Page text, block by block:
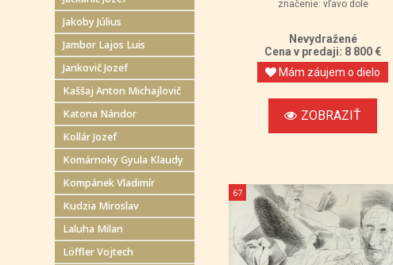
Jakoby Július
Jambor Lajos Luis
Jankovič Jozef
Kaššaj Anton Michajlovič
Katona Nándor
Kollár Jozef
Komárnoky Gyula Klaudy
Kompánek Vladimír
Kudzia Miroslav
Laluha Milan
Löffler Vojtech
značenie: vľavo dole
Nevydražené
Cena v predaji: 8 800 €
Mám záujem o dielo
ZOBRAZIŤ
67